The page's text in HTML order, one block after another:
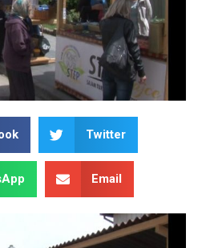
Twitter
Email